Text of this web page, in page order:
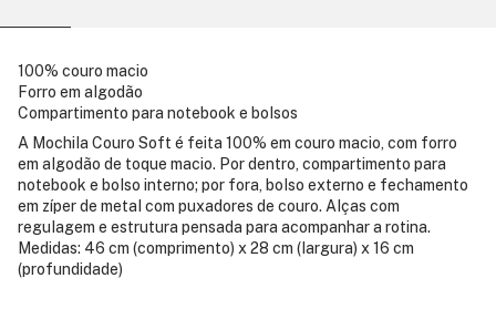
100% couro macio
Forro em algodão
Compartimento para notebook e bolsos
A Mochila Couro Soft é feita 100% em couro macio, com forro
em algodão de toque macio. Por dentro, compartimento para
notebook e bolso interno; por fora, bolso externo e fechamento
em zíper de metal com puxadores de couro. Alças com
regulagem e estrutura pensada para acompanhar a rotina.
Medidas: 46 cm (comprimento) x 28 cm (largura) x 16 cm
(profundidade)